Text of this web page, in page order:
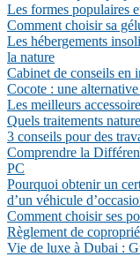
Les formes populaires
Comment choisir sa
Les hébergements
la nature
Cabinet de conseils en
Cocote : une
Les meilleurs
Quels traitements
3 conseils pour des
Comprendre la
PC
Pourquoi obtenir un
d’un véhicule
Comment choisir ses
Règlement de
Vie de luxe à Dubai :